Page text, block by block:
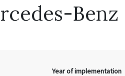
Benz
Year of implementation